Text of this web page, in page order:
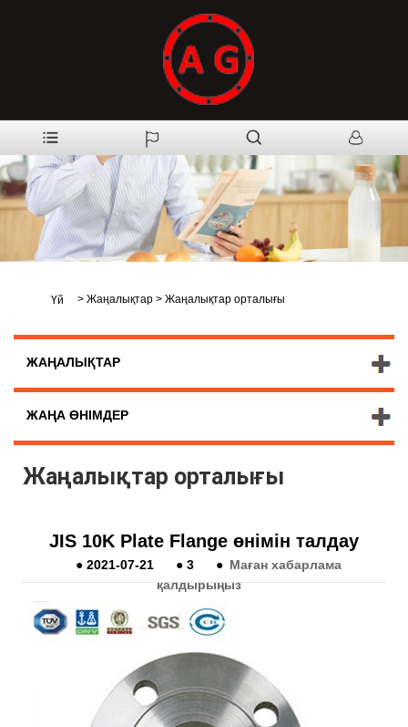
Үй > Жаңалықтар > Жаңалықтар орталығы
ЖАҢАЛЫҚТАР
ЖАҢА ӨНІМДЕР
Жаңалықтар орталығы
JIS 10K Plate Flange өнімін талдау
● 2021-07-21 ● 3 ● Маған хабарлама
қалдырыңыз